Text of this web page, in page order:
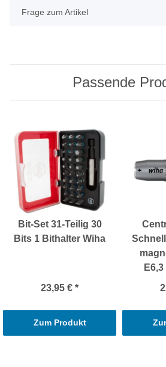
Frage zum Artikel
Passende
Bit-Set 31-Teilig 30
Bits 1 Bithalter Wiha
23,95 € *
Zum Produkt